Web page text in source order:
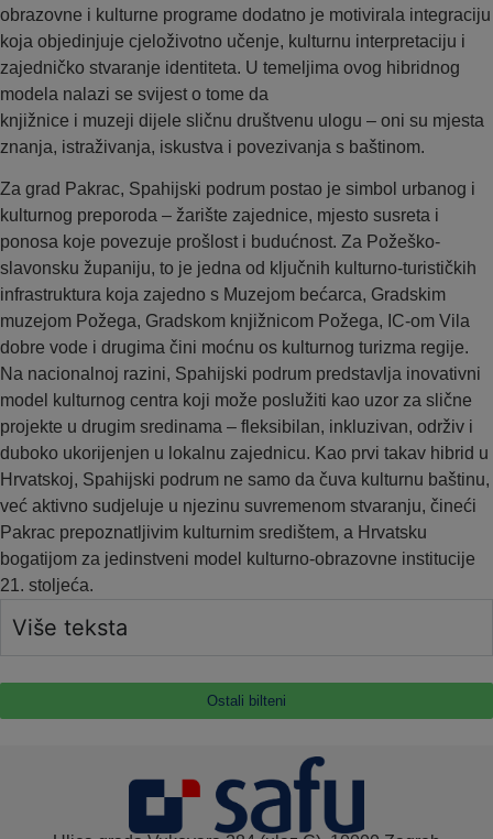
obrazovne i kulturne programe dodatno je motivirala integraciju
koja objedinjuje cjeloživotno učenje, kulturnu interpretaciju i
zajedničko stvaranje identiteta. U temeljima ovog hibridnog
modela nalazi se svijest o tome da
knjižnice i muzeji dijele sličnu društvenu ulogu – oni su mjesta
znanja, istraživanja, iskustva i povezivanja s baštinom.
Za grad Pakrac, Spahijski podrum postao je simbol urbanog i
kulturnog preporoda – žarište zajednice, mjesto susreta i
ponosa koje povezuje prošlost i budućnost. Za Požeško-
slavonsku županiju, to je jedna od ključnih kulturno-turističkih
infrastruktura koja zajedno s Muzejom bećarca, Gradskim
muzejom Požega, Gradskom knjižnicom Požega, IC-om Vila
dobre vode i drugima čini moćnu os kulturnog turizma regije.
Na nacionalnoj razini, Spahijski podrum predstavlja inovativni
model kulturnog centra koji može poslužiti kao uzor za slične
projekte u drugim sredinama – fleksibilan, inkluzivan, održiv i
duboko ukorijenjen u lokalnu zajednicu. Kao prvi takav hibrid u
Hrvatskoj, Spahijski podrum ne samo da čuva kulturnu baštinu,
već aktivno sudjeluje u njezinu suvremenom stvaranju, čineći
Pakrac prepoznatljivim kulturnim središtem, a Hrvatsku
bogatijom za jedinstveni model kulturno-obrazovne institucije
21. stoljeća.
Više teksta
Ostali bilteni